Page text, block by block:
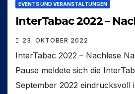
EVENTS UND VERANSTALTUNGEN
InterTabac 2022 –
23. OKTOBER 2022
InterTabac 2022 – Nachlese
Pause meldete sich die
September 2022 eindrucksvoll